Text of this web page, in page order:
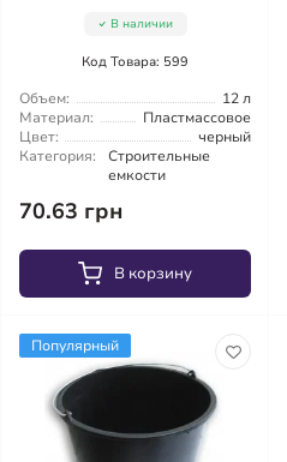
В наличии
Код Товара: 599
Объем:
12 л
Материал:
Пластмассовое
Цвет:
черный
Категория:
Строительные
емкости
70.63 грн
В корзину
Популярный